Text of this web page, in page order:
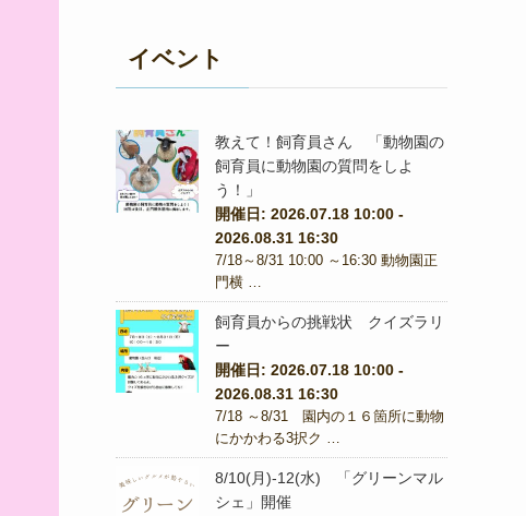
イベント
教えて！飼育員さん 「動物園の
飼育員に動物園の質問をしよ
う！」
開催日: 2026.07.18 10:00 -
2026.08.31 16:30
7/18～8/31 10:00 ～16:30 動物園正
門横 …
飼育員からの挑戦状 クイズラリ
ー
開催日: 2026.07.18 10:00 -
2026.08.31 16:30
7/18 ～8/31 園内の１６箇所に動物
にかかわる3択ク …
8/10(月)-12(水) 「グリーンマル
シェ」開催